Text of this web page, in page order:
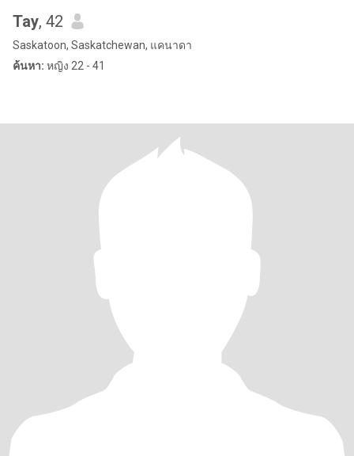
Tay, 42
Saskatoon, Saskatchewan, แคนาดา
ค้นหา: หญิง 22 - 41